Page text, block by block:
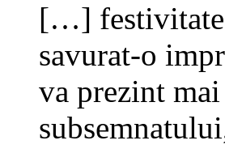
[…]
savurat-o
va prezint